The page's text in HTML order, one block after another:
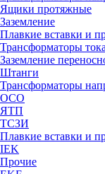
Ящики протяжные
Заземление
Плавкие вставки и
Трансформаторы тока
Заземление
Штанги
Трансформаторы
ОСО
ЯТП
ТСЗИ
Плавкие вставки и
IEK
Прочие